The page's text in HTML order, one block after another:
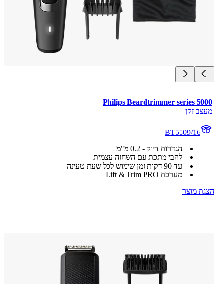
Philips Beardtrimmer series
זקן
BT5509/16
הגדרות דיוק - 0.2 מ"מ
להבי מתכת עם השחזה עצמית
עד 90 דקות זמן שימוש לכל שעת טעינה
מערכת Lift & Trim PRO
מוצר